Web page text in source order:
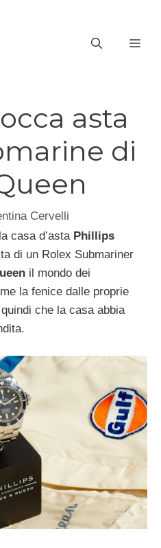
asta
di
Cervelli
casa d’asta Phillips
di un Rolex Submariner
il mondo dei
la fenice dalle proprie
che la casa abbia